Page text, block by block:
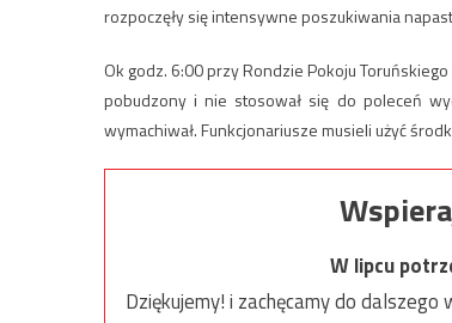
rozpoczęły się intensywne poszukiwania
Ok godz. 6:00 przy Rondzie Pokoju
pobudzony i nie stosował się do poleceń
wymachiwał. Funkcjonariusze musieli użyć
W lipcu
Dziękujemy! i zachęcamy do dalszego